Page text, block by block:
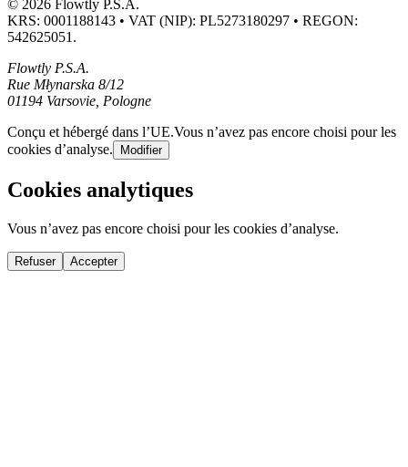
© 2026 Flowtly P.S.A.
KRS: 0001188143 • VAT (NIP): PL5273180297 • REGON:
542625051.
Flowtly P.S.A.
Rue Młynarska 8/12
01194 Varsovie, Pologne
Conçu et hébergé dans l’UE.Vous n’avez pas encore choisi pour les
cookies d’analyse.
Modifier
Cookies analytiques
Vous n’avez pas encore choisi pour les cookies d’analyse.
Refuser Accepter